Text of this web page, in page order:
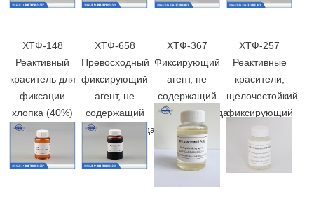
ХТФ-148
Реактивный
краситель для
фиксации
хлопка (40%)
ХТФ-658
Превосходный
фиксирующий
агент, не
содержащий
формальдегида
(50% и 60%)
ХТФ-367
Фиксирующий
агент, не
содержащий
формальдегида
(60%)
ХТФ-257
Реактивные
красители,
щелочестойкий
фиксирующий